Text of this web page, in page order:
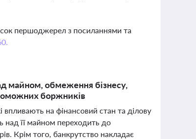
першоджерел з посиланнями та
майном, обмеження бізнесу,
боржників
впливають на фінансовий стан та ділову
над її майном переходить до
Крім того, банкрутство накладає